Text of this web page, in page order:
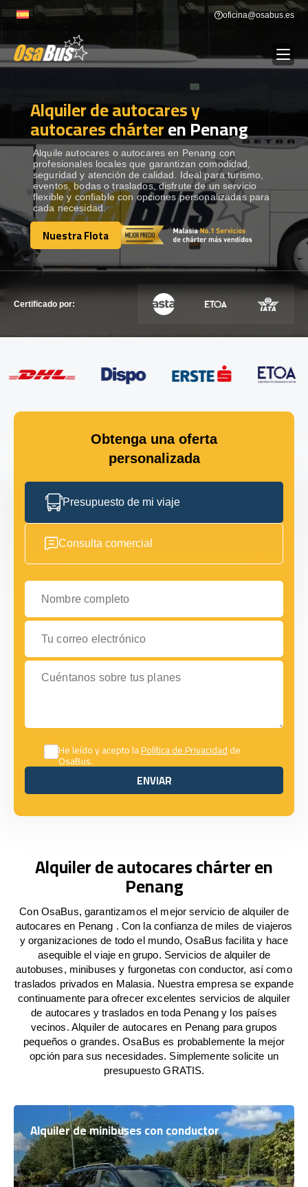
to
oficina@osabus.es
ALQUILER DE AUTOCARES
DESTINOS Show dropdown
RECORRIDAS Show dropdown
FLOTA
Alquiler de autocares y
autocares chárteren Penang
Alquile autocares o autocares en Penang con
profesionales locales que garantizan comodidad,
seguridad y atención de calidad. Ideal para turismo,
eventos, bodas o traslados, disfrute de un servicio
flexible y confiable con opciones personalizadas para
cada necesidad.
Nuestra Flota
Nuestra Flota
Certificado por:
Obtenga una oferta
personalizada
Presupuesto de mi viaje
Consulta comercial
Nombre completo
Tu correo electrónico
Cuéntanos sobre tus planes
He leído y acepto laPolítica de Privacidadde
OsaBus.
ENVIAR
ENVIAR
Alquiler de autocares chárter en
Penang
Con OsaBus, garantizamos el mejor servicio de alquiler de
autocares en Penang . Con la confianza de miles de viajeros
y organizaciones de todo el mundo, OsaBus facilita y hace
asequible el viaje en grupo. Servicios de alquiler de
autobuses, minibuses y furgonetas con conductor, así como
traslados privados en Malasia. Nuestra empresa se expande
continuamente para ofrecer excelentes servicios de alquiler
de autocares y traslados en toda Penang y los países
vecinos. Alquiler de autocares en Penang para grupos
pequeños o grandes. OsaBus es probablemente la mejor
opción para sus necesidades. Simplemente solicite un
presupuesto GRATIS.
Alquiler de minibuses con conductor